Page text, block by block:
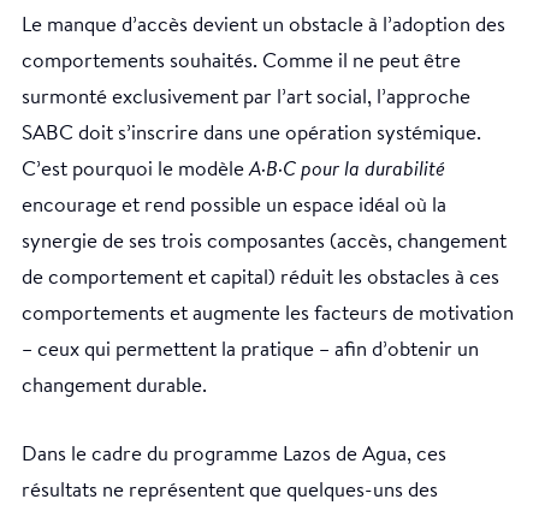
Le manque d’accès devient un obstacle à l’adoption des
comportements souhaités. Comme il ne peut être
surmonté exclusivement par l’art social, l’approche
SABC doit s’inscrire dans une opération systémique.
C’est pourquoi le modèleA·B·C pour la durabilité
encourage et rend possible un espace idéal où la
synergie de ses trois composantes (accès, changement
de comportement et capital) réduit les obstacles à ces
comportements et augmente les facteurs de motivation
– ceux qui permettent la pratique – afin d’obtenir un
changement durable.
Dans le cadre du programme Lazos de Agua, ces
résultats ne représentent que quelques-uns des